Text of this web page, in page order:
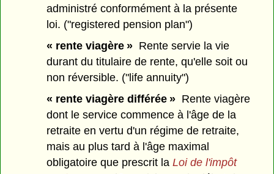
administré conformément à la présente
loi. ("registered pension plan")
« rente viagère » Rente servie la vie
durant du titulaire de rente, qu'elle soit ou
non réversible. ("life annuity")
« rente viagère différée » Rente viagère
dont le service commence à l'âge de la
retraite en vertu d'un régime de retraite,
mais au plus tard à l'âge maximal
obligatoire que prescrit laLoi de l'impôt